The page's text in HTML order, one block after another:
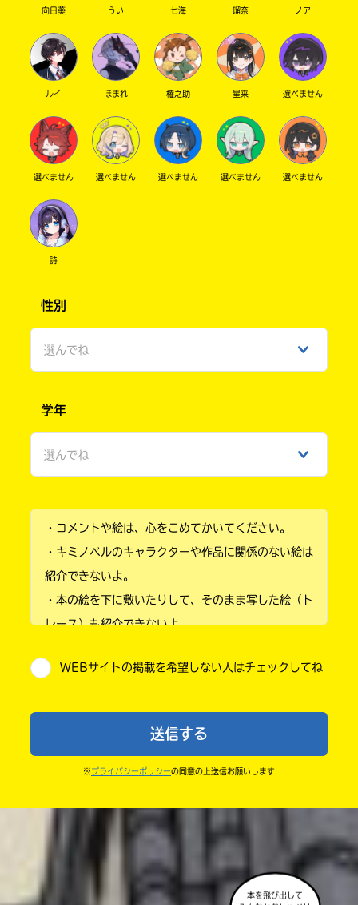
向日葵 うい 七海 瑠奈 ノア
ルイ ほまれ 権之助 星来 選べません
選べません 選べません 選べません 選べません 選べません
詩
性別
選んでね
ひみつ
学年
選んでね
小学2年
小学4年
小学6年
中学1年
・コメントや絵は、心をこめてかいてください。
・キミノベルのキャラクターや作品に関係のない絵は
紹介できないよ。
・本の絵を下に敷いたりして、そのまま写した絵（ト
レース）も紹介できないよ。
・送ってからすぐには紹介されないので、待ってて
ならないよう気をつけてね。
・キャンペーン開催中は、投稿した後の画面にバナー
・ポプラ社の宣伝物で紹介させてもらうことがある
・かき終えたら、人を傷つけていたり、個人情報をか
きこんでいたり、字がまちがっていたりしないか、読
WEBサイトの掲載を希望しない人はチェックしてね
送信する
※ プライバシーポリシーの同意の上送信お願いします
本を飛び出して